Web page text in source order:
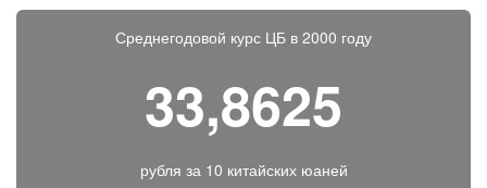
Среднегодовой курс ЦБ в 2000 году
33,8625
рубля за 10 китайских юаней